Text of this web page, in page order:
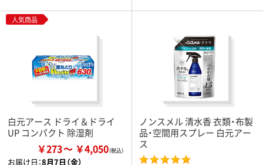
人気商品
白元アース ドライ＆ドライ
UP コンパクト 除湿剤
￥273 ￥4,050
お届け日：8月7日（金）
ノンスメル 清水香 衣類・布製
品・空間用スプレー 白元アー
ス